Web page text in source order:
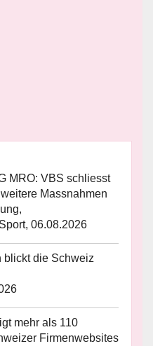
MRO: VBS schliesst
Massnahmen
06.08.2026
blickt die Schweiz
mehr als 110
Firmenwebsites